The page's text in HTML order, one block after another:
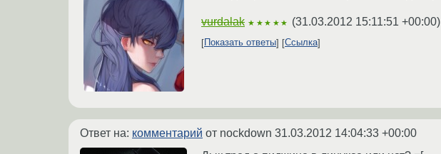
vurdalak ★★★★★ (31.03.2012 15:11:51 +00:00)
Показать ответы Ссылка
Ответ на: комментарий от nockdown 31.03.2012 14:04:33 +00:00